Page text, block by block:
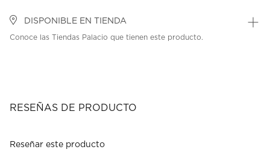
DISPONIBLE EN TIENDA
Conoce las Tiendas Palacio que tienen este producto.
RESEÑAS DE PRODUCTO
Reseñar este producto